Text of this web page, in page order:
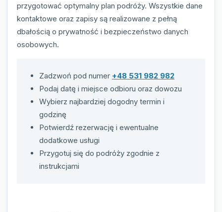
przygotować optymalny plan podróży. Wszystkie dane
kontaktowe oraz zapisy są realizowane z pełną
dbałością o prywatność i bezpieczeństwo danych
osobowych.
Zadzwoń pod numer +48 531 982 982
Podaj datę i miejsce odbioru oraz dowozu
Wybierz najbardziej dogodny termin i
godzinę
Potwierdź rezerwację i ewentualne
dodatkowe usługi
Przygotuj się do podróży zgodnie z
instrukcjami